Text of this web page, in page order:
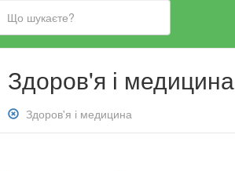
Ви
є
тут
Здоров'я і медицина
Зняти
фільтр:
Здоров'я і медицина